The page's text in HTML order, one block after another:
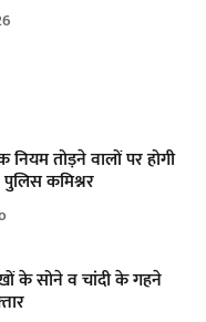
नियम तोड़ने वालों पर होगी
पुलिस कमिश्नर
के सोने व चांदी के गहने